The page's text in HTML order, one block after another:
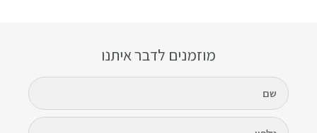
מוזמנים לדבר איתנו